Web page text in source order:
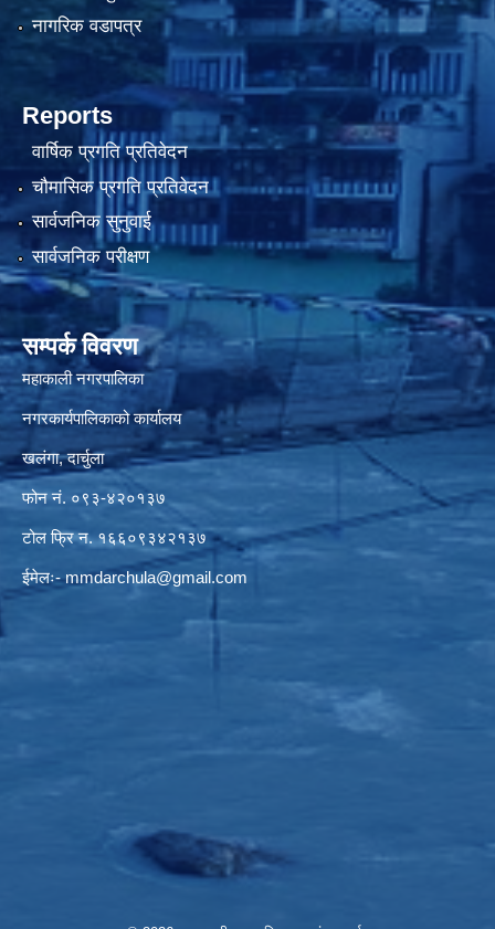
नागरिक वडापत्र
Reports
वार्षिक प्रगति प्रतिवेदन
चौमासिक प्रगति प्रतिवेदन
सार्वजनिक सुनुवाई
सार्वजनिक परीक्षण
सम्पर्क विवरण
महाकाली नगरपालिका
नगरकार्यपालिकाको कार्यालय
खलंगा, दार्चुला
फोन नं. ०९३-४२०१३७
टोल फ्रि न. १६६०९३४२१३७
ईमेलः-mmdarchula@gmail.com